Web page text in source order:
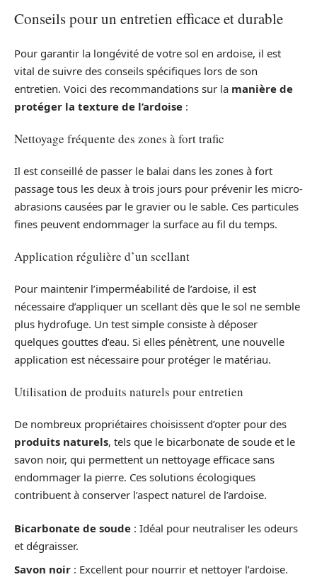
Conseils pour un entretien efficace et durable
Pour garantir la longévité de votre sol en ardoise, il est
vital de suivre des conseils spécifiques lors de son
entretien. Voici des recommandations sur la manière de
protéger la texture de l’ardoise :
Nettoyage fréquente des zones à fort trafic
Il est conseillé de passer le balai dans les zones à fort
passage tous les deux à trois jours pour prévenir les micro-
abrasions causées par le gravier ou le sable. Ces particules
fines peuvent endommager la surface au fil du temps.
Application régulière d’un scellant
Pour maintenir l’imperméabilité de l’ardoise, il est
nécessaire d’appliquer un scellant dès que le sol ne semble
plus hydrofuge. Un test simple consiste à déposer
quelques gouttes d’eau. Si elles pénètrent, une nouvelle
application est nécessaire pour protéger le matériau.
Utilisation de produits naturels pour entretien
De nombreux propriétaires choisissent d’opter pour des
produits naturels, tels que le bicarbonate de soude et le
savon noir, qui permettent un nettoyage efficace sans
endommager la pierre. Ces solutions écologiques
contribuent à conserver l’aspect naturel de l’ardoise.
Bicarbonate de soude : Idéal pour neutraliser les odeurs
et dégraisser.
Savon noir : Excellent pour nourrir et nettoyer l’ardoise.